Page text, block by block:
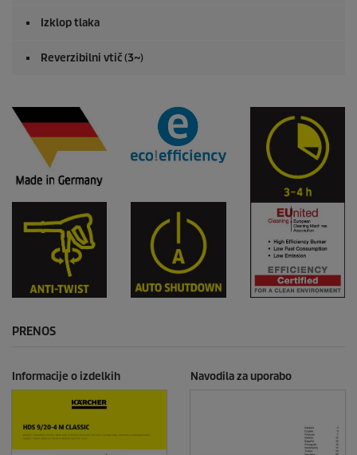
Izklop tlaka
Reverzibilni vtič (3~)
PRENOS
Informacije o izdelkih Navodila za uporabo